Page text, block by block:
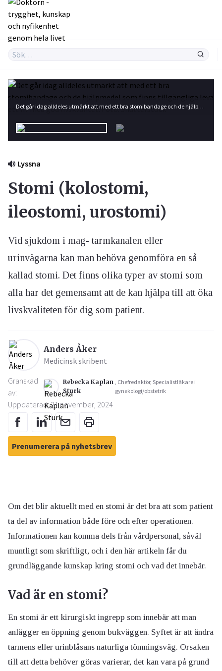
Det går idag alldeles utmärkt att med ett bra stomibandage och de hjälpmedel som finns tillgängliga leva ett liv med god livskvalitet. Foto: Shutterstock
Lyssna
Stomi (kolostomi,
ileostomi, urostomi)
Vid sjukdom i mag- tarmkanalen eller
urinvägarna kan man behöva genomföra en så
kallad stomi. Det finns olika typer av stomi som
alla har det gemensamt att de kan hjälpa till att öka
livskvaliteten för dig som patient.
Anders Åker
Medicinsk skribent
Granskad
av:
Rebecka Kaplan
Sturk
, Chefredaktör, Specialistläkare i
gynekologi/obstetrik
Uppdaterad: 21 november, 2024
Prenumerera på nyhetsbrev
Om det blir aktuellt med en stomi är det bra att som patient
ta del av information både före och efter operationen.
Informationen kan komma dels från vårdpersonal, såväl
muntligt som skriftligt, och i den här artikeln får du
grundläggande kunskap kring stomi och vad det innebär.
Vad är en stomi?
En stomi är ett kirurgiskt ingrepp som innebär att man
anlägger en öppning genom bukväggen. Syftet är att ändra
tarmens eller urinblåsans naturliga tömningsväg. Orsaken
till att detta behöver göras varierar, det kan vara på grund